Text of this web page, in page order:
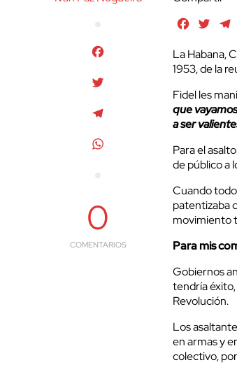
0
COMENTARIOS
Facebook
La Habana,
1953, de la
Fidel les
que
a ser
Para el
de público a
Cuando
patentizaba
movimiento
Para mis
Gobiernos
tendría
Revolución.
Los
en armas y
colectivo,